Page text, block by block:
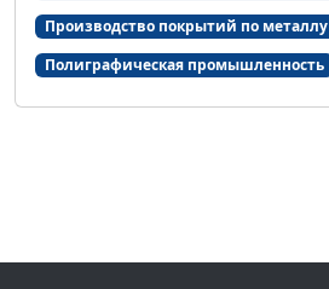
Производство покрытий по металлу
Полиграфическая промышленность